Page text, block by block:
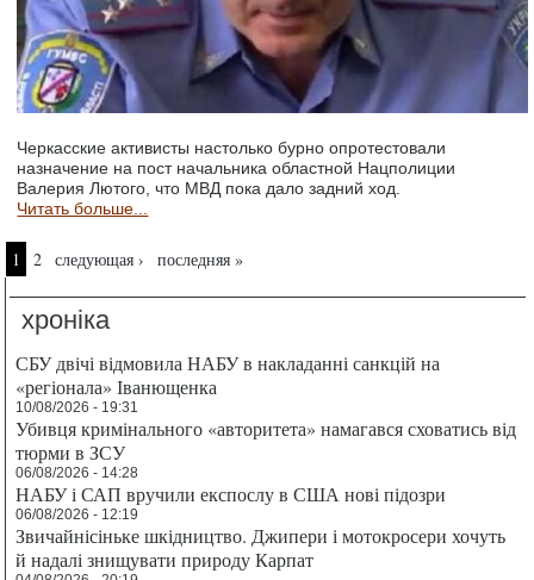
Черкасские активисты настолько бурно опротестовали
назначение на пост начальника областной Нацполиции
Валерия Лютого, что МВД пока дало задний ход.
Читать больше...
Страницы
1 2 следующая › последняя »
хроніка
СБУ двічі відмовила НАБУ в накладанні санкцій на
«регіонала» Іванющенка
10/08/2026 - 19:31
Убивця кримінального «авторитета» намагався сховатись від
тюрми в ЗСУ
06/08/2026 - 14:28
НАБУ і САП вручили експослу в США нові підозри
06/08/2026 - 12:19
Звичайнісіньке шкідництво. Джипери і мотокросери хочуть
й надалі знищувати природу Карпат